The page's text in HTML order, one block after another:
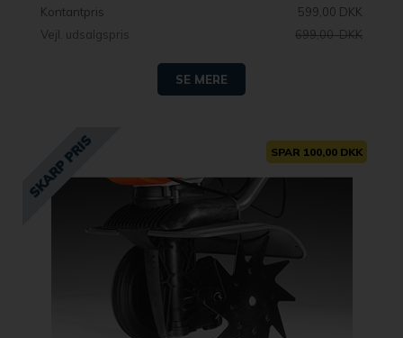
Kontantpris
599,00 DKK
Vejl. udsalgspris
699,00 DKK
SE MERE
SPAR 100,00 DKK